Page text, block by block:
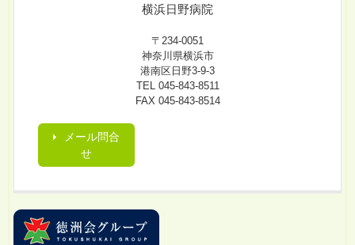
横浜日野病院
〒234-0051
神奈川県横浜市
港南区日野3-9-3
TEL 045-843-8511
FAX 045-843-8514
メール問合
せ